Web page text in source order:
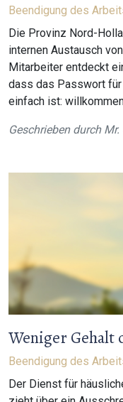
Beendigung des
Die Provinz Nord-
internen Austausch
Mitarbeiter entdeckt
dass das Passwort
einfach ist:
Geschrieben durch
Weniger Gehalt
Beendigung des
Der Dienst für